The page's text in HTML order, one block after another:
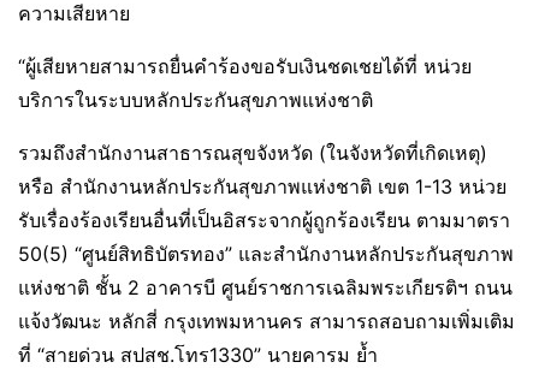
ความเสียหาย
“ผู้เสียหายสามารถยื่นคำร้องขอรับเงินชดเชยได้ที่ หน่วย
บริการในระบบหลักประกันสุขภาพแห่งชาติ
รวมถึงสำนักงานสาธารณสุขจังหวัด (ในจังหวัดที่เกิดเหตุ)
หรือ สำนักงานหลักประกันสุขภาพแห่งชาติ เขต 1-13 หน่วย
รับเรื่องร้องเรียนอื่นที่เป็นอิสระจากผู้ถูกร้องเรียน ตามมาตรา
50(5) “ศูนย์สิทธิบัตรทอง” และสำนักงานหลักประกันสุขภาพ
แห่งชาติ ชั้น 2 อาคารบี ศูนย์ราชการเฉลิมพระเกียรติฯ ถนน
แจ้งวัฒนะ หลักสี่ กรุงเทพมหานคร สามารถสอบถามเพิ่มเติม
ที่ “สายด่วน สปสช.โทร1330” นายคารม ย้ำ